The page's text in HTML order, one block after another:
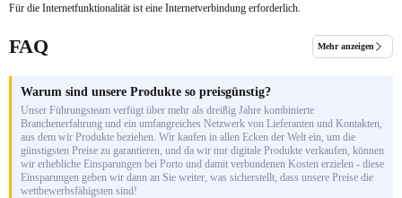
Für die Internetfunktionalität ist eine Internetverbindung erforderlich.
FAQ Mehr anzeigen
Warum sind unsere Produkte so preisgünstig?
Unser Führungsteam verfügt über mehr als dreißig Jahre kombinierte
Branchenerfahrung und ein umfangreiches Netzwerk von Lieferanten und Kontakten,
aus dem wir Produkte beziehen. Wir kaufen in allen Ecken der Welt ein, um die
günstigsten Preise zu garantieren, und da wir nur digitale Produkte verkaufen, können
wir erhebliche Einsparungen bei Porto und damit verbundenen Kosten erzielen - diese
Einsparungen geben wir dann an Sie weiter, was sicherstellt, dass unsere Preise die
wettbewerbsfähigsten sind!